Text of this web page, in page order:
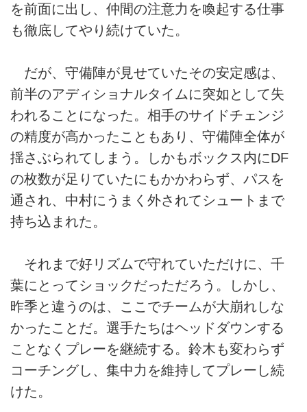
を前面に出し、仲間の注意力を喚起する仕事
も徹底してやり続けていた。
だが、守備陣が見せていたその安定感は、
前半のアディショナルタイムに突如として失
われることになった。相手のサイドチェンジ
の精度が高かったこともあり、守備陣全体が
揺さぶられてしまう。しかもボックス内にDF
の枚数が足りていたにもかかわらず、パスを
通され、中村にうまく外されてシュートまで
持ち込まれた。
それまで好リズムで守れていただけに、千
葉にとってショックだっただろう。しかし、
昨季と違うのは、ここでチームが大崩れしな
かったことだ。選手たちはヘッドダウンする
ことなくプレーを継続する。鈴木も変わらず
コーチングし、集中力を維持してプレーし続
けた。